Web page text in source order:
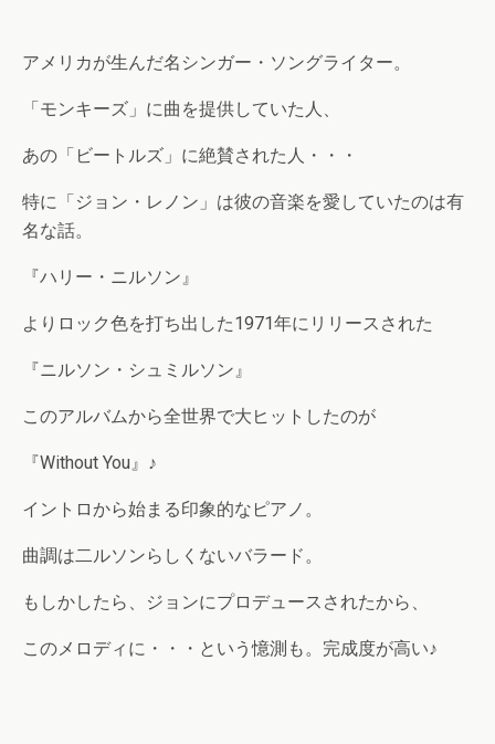
アメリカが生んだ名シンガー・ソングライター。
「モンキーズ」に曲を提供していた人、
あの「ビートルズ」に絶賛された人・・・
特に「ジョン・レノン」は彼の音楽を愛していたのは有
名な話。
『ハリー・ニルソン』
よりロック色を打ち出した1971年にリリースされた
『ニルソン・シュミルソン』
このアルバムから全世界で大ヒットしたのが
『Without You』♪
イントロから始まる印象的なピアノ。
曲調は二ルソンらしくないバラード。
もしかしたら、ジョンにプロデュースされたから、
このメロディに・・・という憶測も。完成度が高い♪